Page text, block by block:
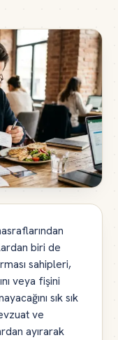
biri de
sahipleri,
veya fişini
sık sık
ve
ayırarak